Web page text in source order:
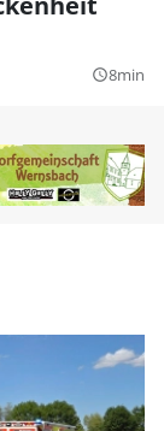
query_builder8min